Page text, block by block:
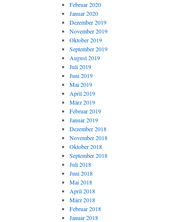
Februar 2020
Januar 2020
Dezember 2019
November 2019
Oktober 2019
September 2019
August 2019
Juli 2019
Juni 2019
Mai 2019
April 2019
März 2019
Februar 2019
Januar 2019
Dezember 2018
November 2018
Oktober 2018
September 2018
Juli 2018
Juni 2018
Mai 2018
April 2018
März 2018
Februar 2018
Januar 2018